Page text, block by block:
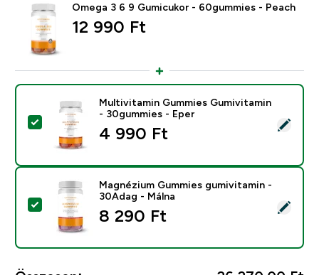
Omega 3 6 9 Gumicukor - 60gummies - Peach
12 990 Ft‎
Termék kiválasztása - Multivitamin Gummies
Multivitamin Gummies Gumivitamin
- 30gummies - Eper
4 990 Ft‎
Termék kiválasztása - Magnézium Gummies
Magnézium Gummies gumivitamin -
30Adag - Málna
8 290 Ft‎